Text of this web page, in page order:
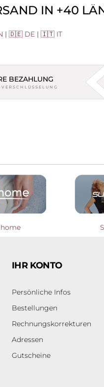
IN +40
| 🇩🇪 DE | 🇮🇹 IT
BEZAHLUNG
IHR KONTO
Persönliche Infos
Bestellungen
Rechnungskorrekturen
Adressen
Gutscheine